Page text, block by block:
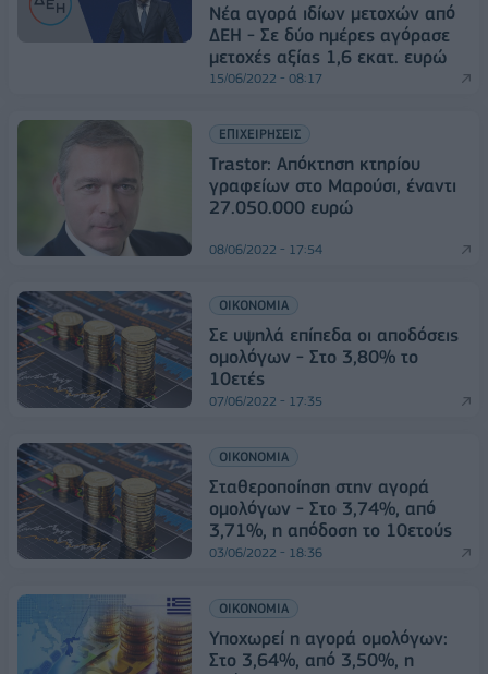
Νέα αγορά ιδίων μετοχών από
ΔΕΗ - Σε δύο ημέρες αγόρασε
μετοχές αξίας 1,6 εκατ. ευρώ
15/06/2022 - 08:17
ΕΠΙΧΕΙΡΗΣΕΙΣ
Trastor: Απόκτηση κτηρίου
γραφείων στο Μαρούσι, έναντι
27.050.000 ευρώ
08/06/2022 - 17:54
ΟΙΚΟΝΟΜΙΑ
Σε υψηλά επίπεδα οι αποδόσεις
ομολόγων - Στο 3,80% το
10ετές
07/06/2022 - 17:35
ΟΙΚΟΝΟΜΙΑ
Σταθεροποίηση στην αγορά
ομολόγων - Στο 3,74%, από
3,71%, η απόδοση το 10ετούς
03/06/2022 - 18:36
ΟΙΚΟΝΟΜΙΑ
Υποχωρεί η αγορά ομολόγων:
Στο 3,64%, από 3,50%, η